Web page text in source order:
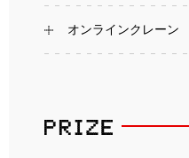
オンラインクレーン